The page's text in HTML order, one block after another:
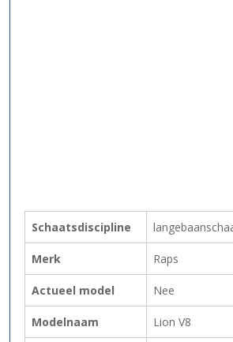
Schaatsdiscipline
Merk Raps
Actueel model Nee
Modelnaam Lion V8